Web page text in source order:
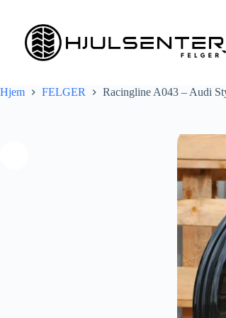
innholdet
Hjem FELGER Racingline A043 – Audi